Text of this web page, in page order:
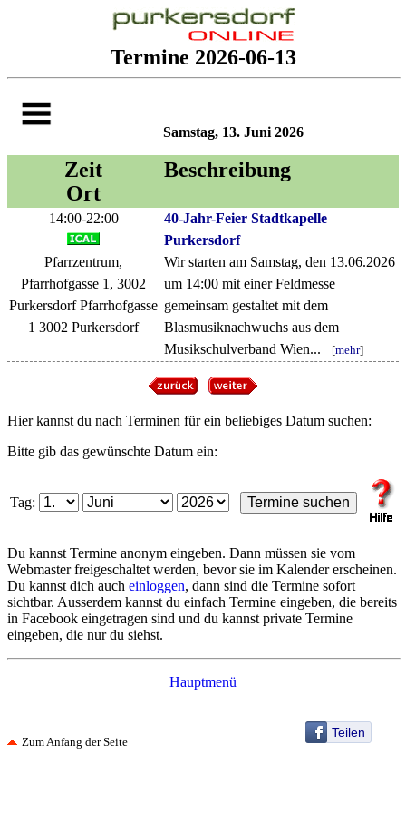
Termine 2026-06-13
Samstag, 13. Juni 2026
Zeit
Ort
Beschreibung
14:00-22:00
Pfarrzentrum,
Pfarrhofgasse 1, 3002
Purkersdorf Pfarrhofgasse
1 3002 Purkersdorf
40-Jahr-Feier Stadtkapelle
Purkersdorf
Wir starten am Samstag, den 13.06.2026
um 14:00 mit einer Feldmesse
gemeinsam gestaltet mit dem
Blasmusiknachwuchs aus dem
Musikschulverband Wien...
[mehr]
Hier kannst du nach Terminen für ein beliebiges Datum suchen:
Bitte gib das gewünschte Datum ein:
Tag:
Du kannst Termine anonym eingeben. Dann müssen sie vom
Webmaster freigeschaltet werden, bevor sie im Kalender erscheinen.
Du kannst dich auch einloggen, dann sind die Termine sofort
sichtbar. Ausserdem kannst du einfach Termine eingeben, die bereits
in Facebook eingetragen sind und du kannst private Termine
eingeben, die nur du siehst.
Hauptmenü
Teilen
Zum Anfang der Seite